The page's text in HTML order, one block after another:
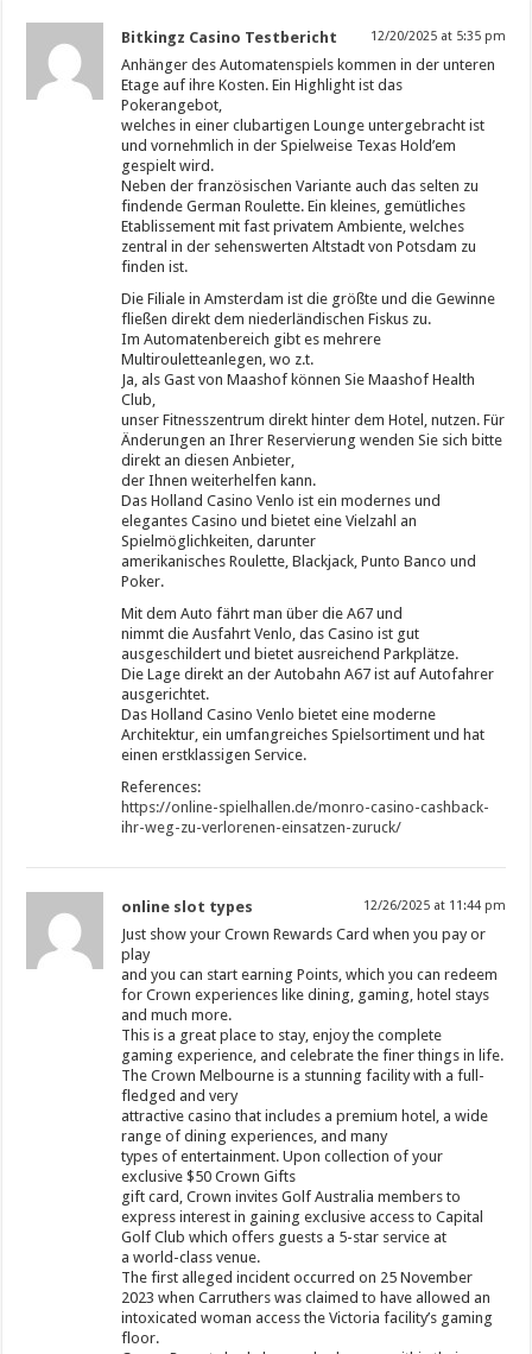
Bitkingz Casino Testbericht 12/20/2025 at 5:35 pm
Anhänger des Automatenspiels kommen in der unteren
Etage auf ihre Kosten. Ein Highlight ist das
Pokerangebot,
welches in einer clubartigen Lounge untergebracht ist
und vornehmlich in der Spielweise Texas Hold’em
gespielt wird.
Neben der französischen Variante auch das selten zu
findende German Roulette. Ein kleines, gemütliches
Etablissement mit fast privatem Ambiente, welches
zentral in der sehenswerten Altstadt von Potsdam zu
finden ist.
Die Filiale in Amsterdam ist die größte und die Gewinne
fließen direkt dem niederländischen Fiskus zu.
Im Automatenbereich gibt es mehrere
Multirouletteanlegen, wo z.t.
Ja, als Gast von Maashof können Sie Maashof Health
Club,
unser Fitnesszentrum direkt hinter dem Hotel, nutzen. Für
Änderungen an Ihrer Reservierung wenden Sie sich bitte
direkt an diesen Anbieter,
der Ihnen weiterhelfen kann.
Das Holland Casino Venlo ist ein modernes und
elegantes Casino und bietet eine Vielzahl an
Spielmöglichkeiten, darunter
amerikanisches Roulette, Blackjack, Punto Banco und
Poker.
Mit dem Auto fährt man über die A67 und
nimmt die Ausfahrt Venlo, das Casino ist gut
ausgeschildert und bietet ausreichend Parkplätze.
Die Lage direkt an der Autobahn A67 ist auf Autofahrer
ausgerichtet.
Das Holland Casino Venlo bietet eine moderne
Architektur, ein umfangreiches Spielsortiment und hat
einen erstklassigen Service.
References:
https://online-spielhallen.de/monro-casino-cashback-
ihr-weg-zu-verlorenen-einsatzen-zuruck/
online slot types 12/26/2025 at 11:44 pm
Just show your Crown Rewards Card when you pay or
play
and you can start earning Points, which you can redeem
for Crown experiences like dining, gaming, hotel stays
and much more.
This is a great place to stay, enjoy the complete
gaming experience, and celebrate the finer things in life.
The Crown Melbourne is a stunning facility with a full-
fledged and very
attractive casino that includes a premium hotel, a wide
range of dining experiences, and many
types of entertainment. Upon collection of your
exclusive $50 Crown Gifts
gift card, Crown invites Golf Australia members to
express interest in gaining exclusive access to Capital
Golf Club which offers guests a 5-star service at
a world-class venue.
The first alleged incident occurred on 25 November
2023 when Carruthers was claimed to have allowed an
intoxicated woman access the Victoria facility’s gaming
floor.